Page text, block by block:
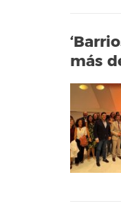
más